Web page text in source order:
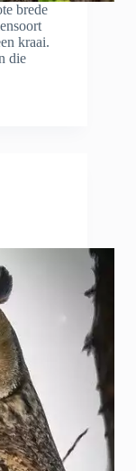
brede
kraai.
die